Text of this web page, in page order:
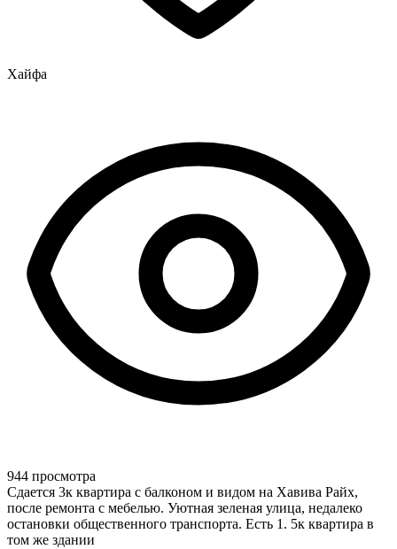
Хайфа
944 просмотра
Сдается 3к квартира с балконом и видом на Хавива Райх,
после ремонта с мебелью. Уютная зеленая улица, недалеко
остановки общественного транспорта. Есть 1. 5к квартира в
том же здании